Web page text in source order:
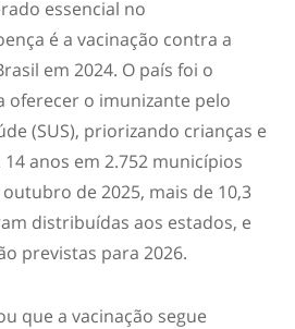
essencial no
é a vacinação contra a
em 2024. O país foi o
o imunizante pelo
(SUS), priorizando crianças e
anos em 2.752 municípios
de 2025, mais de 10,3
distribuídas aos estados, e
previstas para 2026.
que a vacinação segue